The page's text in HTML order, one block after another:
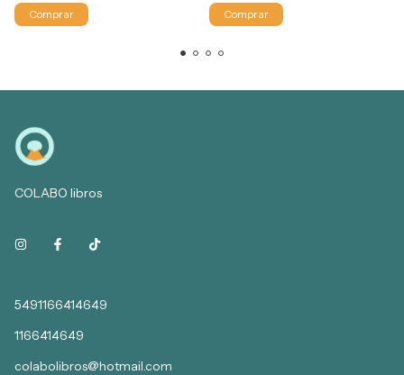
COLABO libros
5491166414649
1166414649
colabolibros@hotmail.com